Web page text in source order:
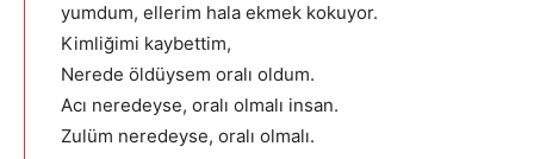
yumdum, ellerim hala ekmek kokuyor.
Kimliğimi kaybettim,
Nerede öldüysem oralı oldum.
Acı neredeyse, oralı olmalı insan.
Zulüm neredeyse, oralı olmalı.